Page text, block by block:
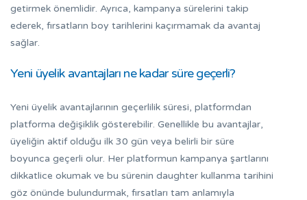
getirmek önemlidir. Ayrıca, kampanya sürelerini takip
ederek, fırsatların boy tarihlerini kaçırmamak da avantaj
sağlar.
Yeni üyelik avantajları ne kadar süre geçerli?
Yeni üyelik avantajlarının geçerlilik süresi, platformdan
platforma değişiklik gösterebilir. Genellikle bu avantajlar,
üyeliğin aktif olduğu ilk 30 gün veya belirli bir süre
boyunca geçerli olur. Her platformun kampanya şartlarını
dikkatlice okumak ve bu sürenin daughter kullanma tarihini
göz önünde bulundurmak, fırsatları tam anlamıyla